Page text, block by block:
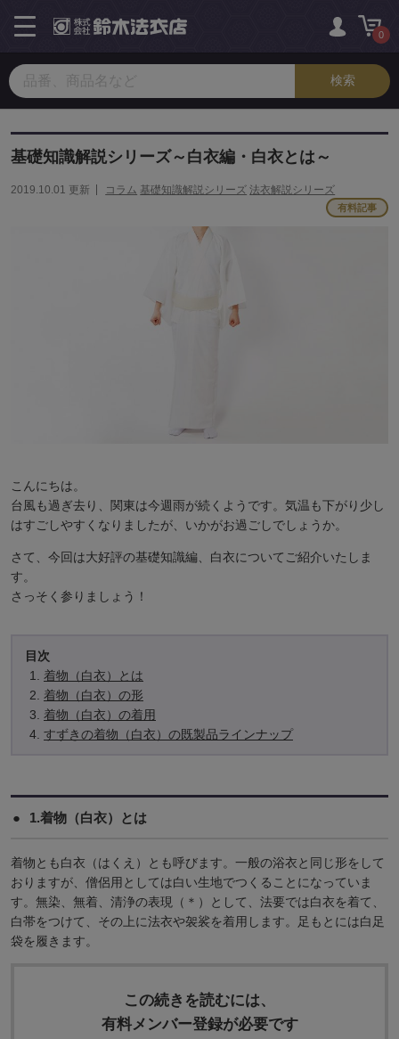
0
toggle
navigation
基礎知識解説シリーズ～白衣編・白衣とは～
2019.10.01 更新 コラム 基礎知識解説シリーズ 法衣解説シリーズ
有料記事
こんにちは。
台風も過ぎ去り、関東は今週雨が続くようです。気温も下がり少し
はすごしやすくなりましたが、いかがお過ごしでしょうか。
さて、今回は大好評の基礎知識編、白衣についてご紹介いたしま
す。
さっそく参りましょう！
着物（白衣）とは
着物（白衣）の形
着物（白衣）の着用
すずきの着物（白衣）の既製品ラインナップ
1.着物（白衣）とは
着物とも白衣（はくえ）とも呼びます。一般の浴衣と同じ形をして
おりますが、僧侶用としては白い生地でつくることになっていま
す。無染、無着、清浄の表現（＊）として、法要では白衣を着て、
白帯をつけて、その上に法衣や袈裟を着用します。足もとには白足
袋を履きます。
この続きを読むには、
有料メンバー登録が必要です